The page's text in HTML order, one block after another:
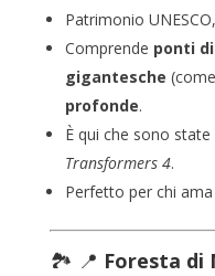
Patrimonio
Comprende ponti
gigantesche
profonde.
È qui che sono
Transformers 4.
Perfetto per chi
🏞️ 📍 Foresta di